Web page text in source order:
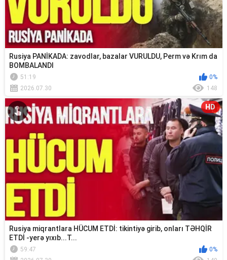
Rusiya PANİKADA: zavodlar, bazalar VURULDU, Perm və Krım da
BOMBALANDI
51:19
0%
2026.07.30
148
HD
Rusiya miqrantlara HÜCUM ETDİ: tikintiyə girib, onları TƏHQİR
ETDİ -yerə yıxıb...T...
59:47
0%